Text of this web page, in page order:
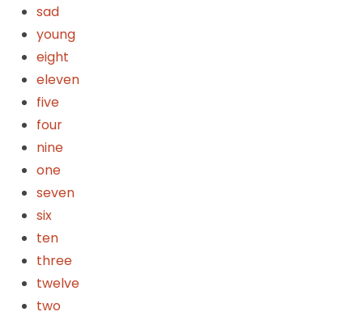
sad
young
eight
eleven
five
four
nine
one
seven
six
ten
three
twelve
two